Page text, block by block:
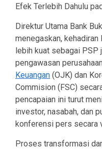
Efek Terlebih Dahulu
Direktur Utama Bank
menegaskan, kehadiran
lebih kuat sebagai PSP
pengawasan
Keuangan (OJK) dan
Commision (FSC)
pencapaian ini turut
investor, nasabah, dan
konferensi pers secara
Proses transformasi